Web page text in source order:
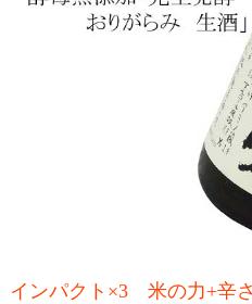
インパクト×3 米の力+辛